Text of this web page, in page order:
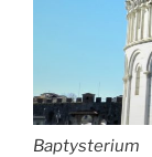
Baptysterium